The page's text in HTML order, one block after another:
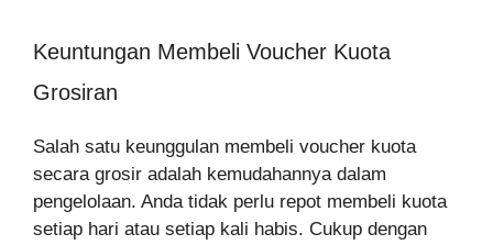
Keuntungan Membeli Voucher Kuota
Grosiran
Salah satu keunggulan membeli voucher kuota
secara grosir adalah kemudahannya dalam
pengelolaan. Anda tidak perlu repot membeli kuota
setiap hari atau setiap kali habis. Cukup dengan